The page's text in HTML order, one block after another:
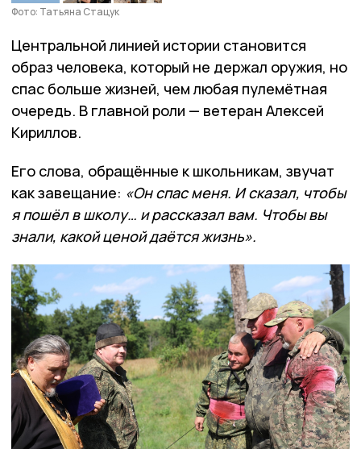
Фото: Татьяна Стацук
Центральной линией истории становится
образ человека, который не держал оружия, но
спас больше жизней, чем любая пулемётная
очередь. В главной роли — ветеран Алексей
Кириллов.
Его слова, обращённые к школьникам, звучат
как завещание: «Он спас меня. И сказал, чтобы
я пошёл в школу… и рассказал вам. Чтобы вы
знали, какой ценой даётся жизнь».